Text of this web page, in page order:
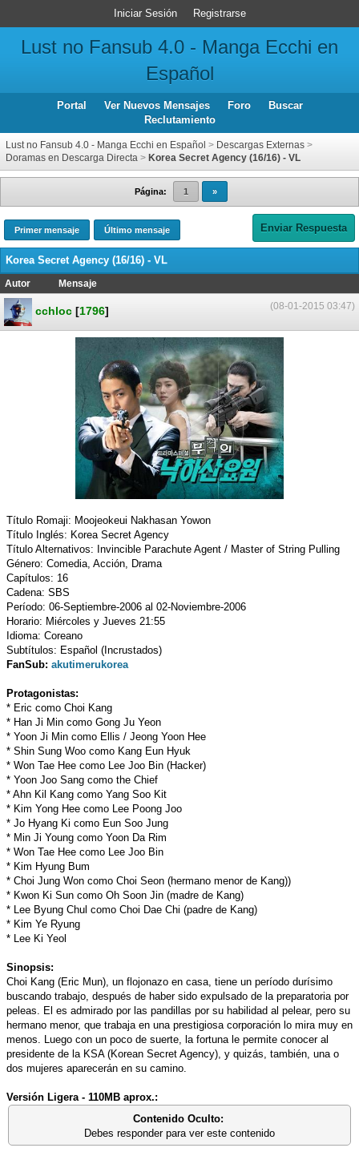
Iniciar Sesión Registrarse
Lust no Fansub 4.0 - Manga Ecchi en
Español
Portal Ver Nuevos Mensajes Foro
Buscar
Reclutamiento
Lust no Fansub 4.0 - Manga Ecchi en Español > Descargas Externas >
Doramas en Descarga Directa > Korea Secret Agency (16/16) - VL
Página: 1 »
Primer mensaje Último mensaje Enviar Respuesta
Korea Secret Agency (16/16) - VL
Autor
Mensaje
(08-01-2015 03:47)
cchloc [1796]
Título Romaji: Moojeokeui Nakhasan Yowon
Título Inglés: Korea Secret Agency
Título Alternativos: Invincible Parachute Agent / Master of String Pulling
Género: Comedia, Acción, Drama
Capítulos: 16
Cadena: SBS
Período: 06-Septiembre-2006 al 02-Noviembre-2006
Horario: Miércoles y Jueves 21:55
Idioma: Coreano
Subtítulos: Español (Incrustados)
FanSub: akutimerukorea
Protagonistas:
* Eric como Choi Kang
* Han Ji Min como Gong Ju Yeon
* Yoon Ji Min como Ellis / Jeong Yoon Hee
* Shin Sung Woo como Kang Eun Hyuk
* Won Tae Hee como Lee Joo Bin (Hacker)
* Yoon Joo Sang como the Chief
* Ahn Kil Kang como Yang Soo Kit
* Kim Yong Hee como Lee Poong Joo
* Jo Hyang Ki como Eun Soo Jung
* Min Ji Young como Yoon Da Rim
* Won Tae Hee como Lee Joo Bin
* Kim Hyung Bum
* Choi Jung Won como Choi Seon (hermano menor de Kang))
* Kwon Ki Sun como Oh Soon Jin (madre de Kang)
* Lee Byung Chul como Choi Dae Chi (padre de Kang)
* Kim Ye Ryung
* Lee Ki Yeol
Sinopsis:
Choi Kang (Eric Mun), un flojonazo en casa, tiene un período durísimo
buscando trabajo, después de haber sido expulsado de la preparatoria por
peleas. El es admirado por las pandillas por su habilidad al pelear, pero su
hermano menor, que trabaja en una prestigiosa corporación lo mira muy en
menos. Luego con un poco de suerte, la fortuna le permite conocer al
presidente de la KSA (Korean Secret Agency), y quizás, también, una o
dos mujeres aparecerán en su camino.
Versión Ligera - 110MB aprox.:
Contenido Oculto:
Debes responder para ver este contenido